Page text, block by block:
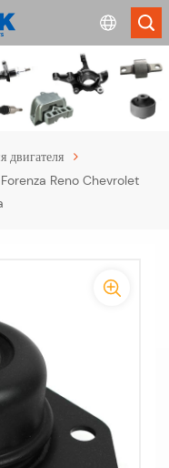
English
français
двигателя
Forenza Reno Chevrolet